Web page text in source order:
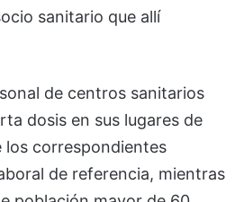
sanitario que allí
de centros sanitarios
dosis en sus lugares de
los correspondientes
de referencia, mientras